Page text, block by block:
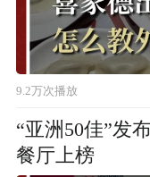
9.2万次播放
“亚洲50佳”发
餐厅上榜